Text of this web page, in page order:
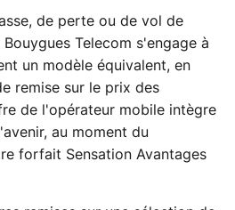
de perte ou de vol de
Telecom s'engage à
un modèle équivalent, en
remise sur le prix des
de l'opérateur mobile intègre
au moment du
forfait Sensation Avantages